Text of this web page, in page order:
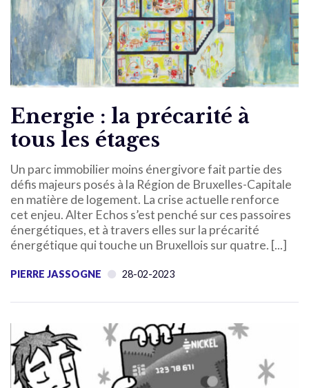
Energie : la précarité à
tous les étages
Un parc immobilier moins énergivore fait partie des
défis majeurs posés à la Région de Bruxelles-Capitale
en matière de logement. La crise actuelle renforce
cet enjeu. Alter Echos s’est penché sur ces passoires
énergétiques, et à travers elles sur la précarité
énergétique qui touche un Bruxellois sur quatre. [...]
PIERRE JASSOGNE 28-02-2023